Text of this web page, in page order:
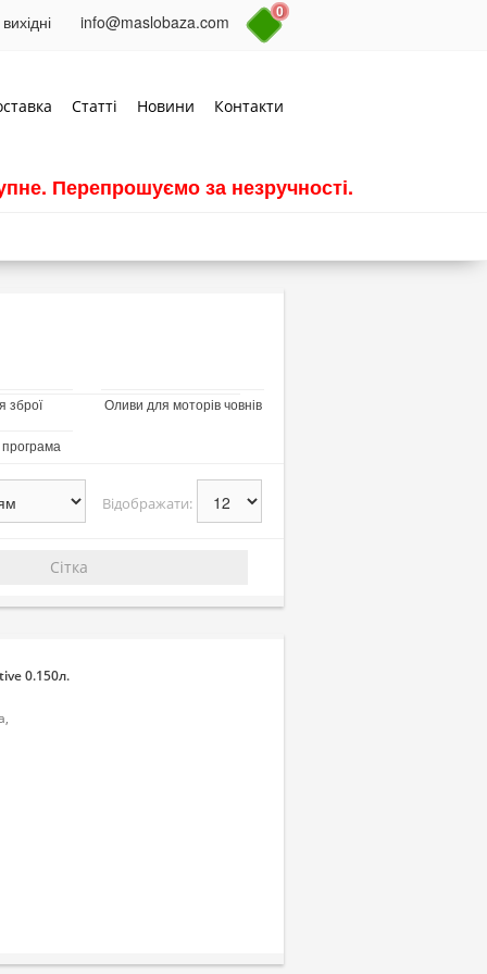
info@maslobaza.com 0
Статті Новини Контакти
Перепрошуємо за незручності.
зброї Оливи для моторів човнів
Відображати:
Сітка
0.150л.